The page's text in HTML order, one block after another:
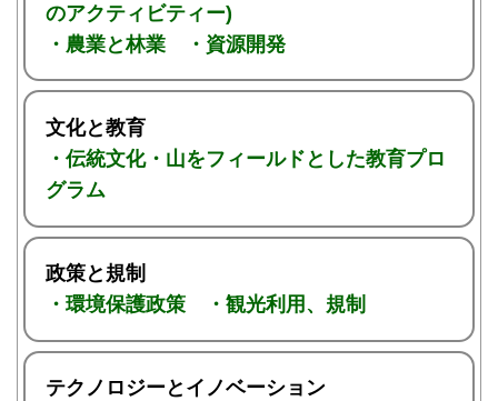
のアクティビティー)
・農業と林業 ・資源開発
文化と教育
・伝統文化・山をフィールドとした教育プロ
グラム
政策と規制
・環境保護政策 ・観光利用、規制
テクノロジーとイノベーション